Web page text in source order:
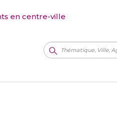
en centre-ville